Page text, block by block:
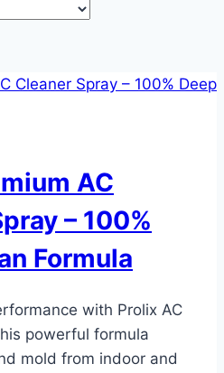
AC
– 100%
Formula
with Prolix AC
powerful formula
mold from indoor and